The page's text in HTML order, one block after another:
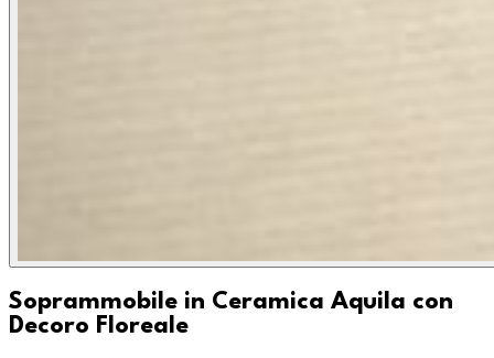
Soprammobile in Ceramica Aquila con
Decoro Floreale